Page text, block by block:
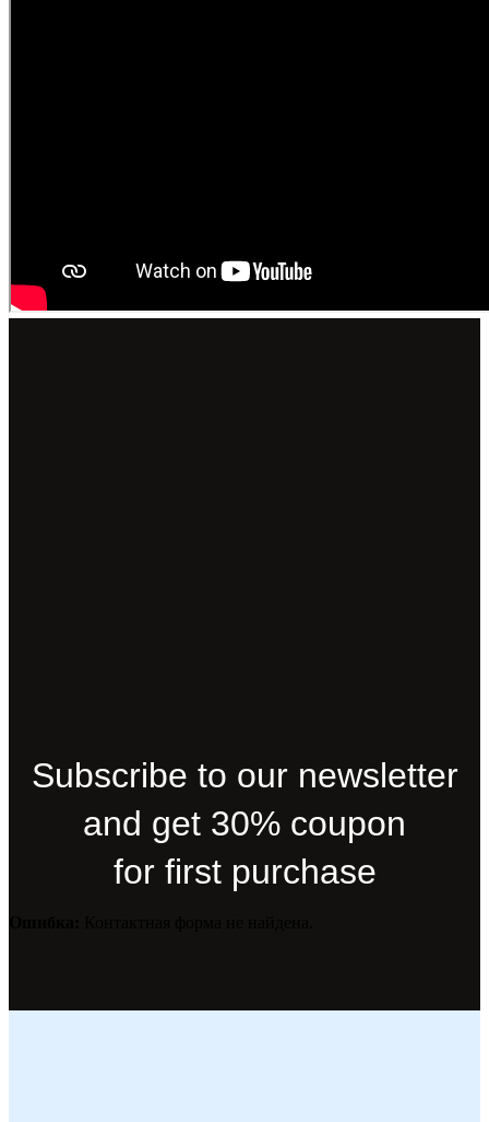
Subscribe to our newsletter
and get 30% coupon
for first purchase